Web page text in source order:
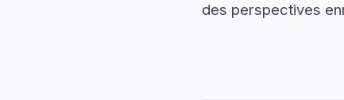
des perspectives